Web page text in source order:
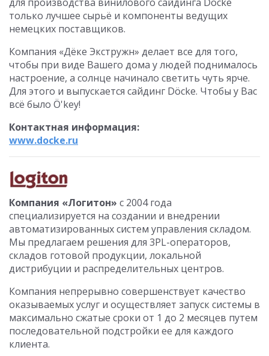
только лучшее сырьё и компоненты ведущих
немецких поставщиков.
Компания «Дёке Экстружн» делает все для того,
чтобы при виде Вашего дома у людей поднималось
настроение, а солнце начинало светить чуть ярче.
Для этого и выпускается сайдинг Döcke. Чтобы у Вас
всё было Ö'key!
Контактная информация:
www.docke.ru
Компания «Логитон» с 2004 года
специализируется на создании и внедрении
автоматизированных систем управления складом.
Мы предлагаем решения для 3PL-операторов,
складов готовой продукции, локальной
дистрибуции и распределительных центров.
Компания непрерывно совершенствует качество
оказываемых услуг и осуществляет запуск системы в
максимально сжатые сроки от 1 до 2 месяцев путем
последовательной подстройки ее для каждого
клиента.